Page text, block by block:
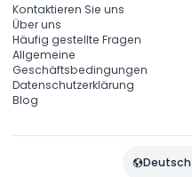
Kontaktieren Sie uns
Über uns
Häufig gestellte Fragen
Allgemeine
Geschäftsbedingungen
Datenschutzerklärung
Blog
Deutsch